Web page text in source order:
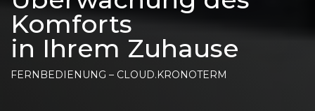
Komforts
in Ihrem Zuhause
FERNBEDIENUNG – CLOUD.KRONOTERM